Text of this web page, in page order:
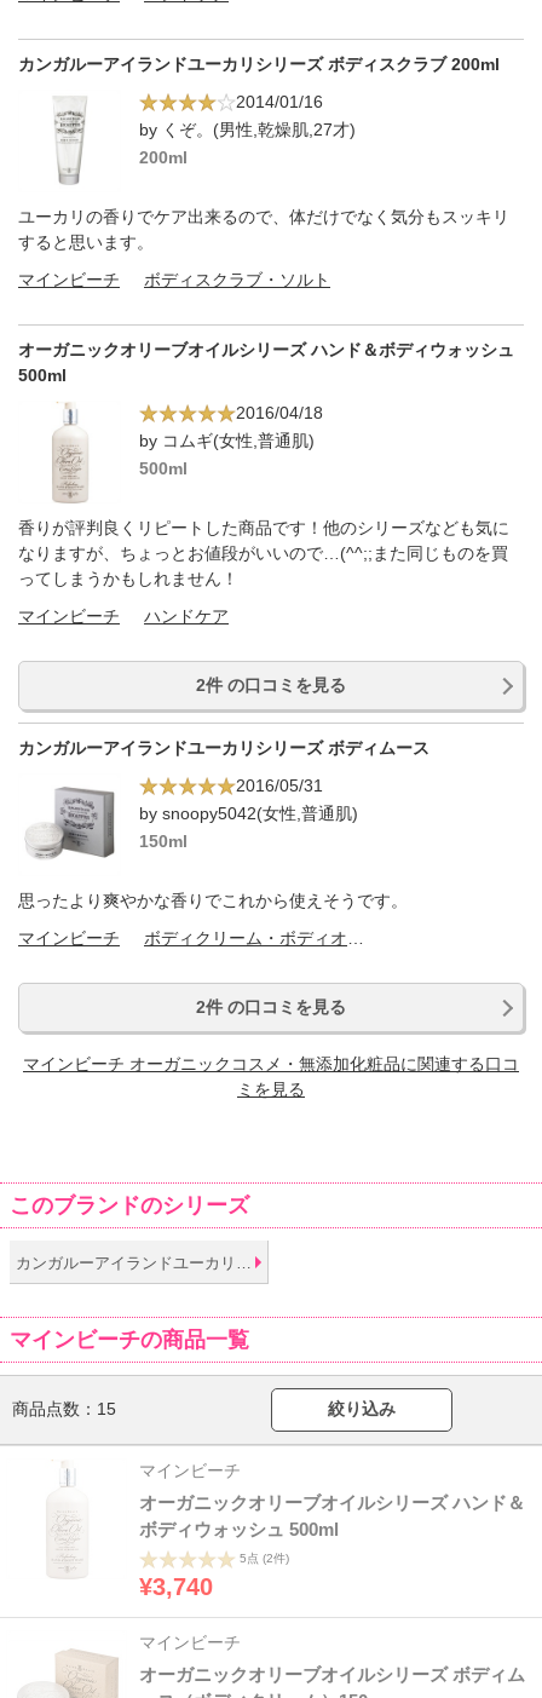
カンガルーアイランドユーカリシリーズ ボディスクラブ 200ml
2014/01/16
by くぞ。(男性,乾燥肌,27才)
200ml
ユーカリの香りでケア出来るので、体だけでなく気分もスッキリ
すると思います。
マインビーチ
ボディスクラブ・ソルト
オーガニックオリーブオイルシリーズ ハンド＆ボディウォッシュ
500ml
2016/04/18
by コムギ(女性,普通肌)
500ml
香りが評判良くリピートした商品です！他のシリーズなども気に
なりますが、ちょっとお値段がいいので…(^^;;また同じものを買
ってしまうかもしれません！
マインビーチ
ハンドケア
2件 の口コミを見る
カンガルーアイランドユーカリシリーズ ボディムース
2016/05/31
by snoopy5042(女性,普通肌)
150ml
思ったより爽やかな香りでこれから使えそうです。
マインビーチ
2件 の口コミを見る
マインビーチ オーガニックコスメ・無添加化粧品に関連する口コ
ミを見る
このブランドのシリーズ
カンガルーアイランドユーカリシリーズ
マインビーチの商品一覧
商品点数： 15 絞り込み
マインビーチ
オーガニックオリーブオイルシリーズ ハンド＆
ボディウォッシュ 500ml
5点 (2件)
¥3,740
マインビーチ
オーガニックオリーブオイルシリーズ ボディム